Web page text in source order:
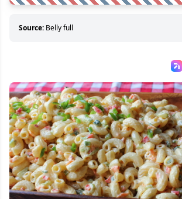
Source: Belly full